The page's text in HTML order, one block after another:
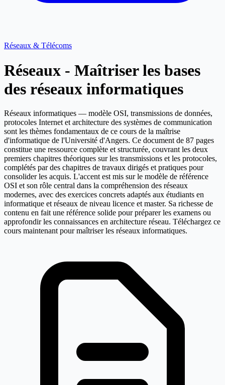
Réseaux & Télécoms
Réseaux - Maîtriser les bases
des réseaux informatiques
Réseaux informatiques — modèle OSI, transmissions de données,
protocoles Internet et architecture des systèmes de communication
sont les thèmes fondamentaux de ce cours de la maîtrise
d'informatique de l'Université d'Angers. Ce document de 87 pages
constitue une ressource complète et structurée, couvrant les deux
premiers chapitres théoriques sur les transmissions et les protocoles,
complétés par des chapitres de travaux dirigés et pratiques pour
consolider les acquis. L'accent est mis sur le modèle de référence
OSI et son rôle central dans la compréhension des réseaux
modernes, avec des exercices concrets adaptés aux étudiants en
informatique et réseaux de niveau licence et master. Sa richesse de
contenu en fait une référence solide pour préparer les examens ou
approfondir les connaissances en architecture réseau. Téléchargez ce
cours maintenant pour maîtriser les réseaux informatiques.